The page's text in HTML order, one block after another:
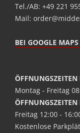
Tel./AB: +49 221
Mail:
BEI GOOGLE
Montag - Freitag
ÖFFNUNGSZEITEN
Freitag 12:00 -
Kostenlose